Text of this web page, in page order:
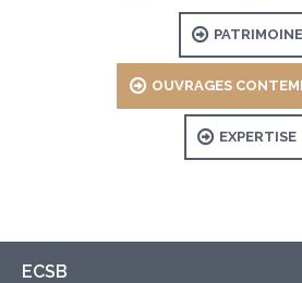
PATRIMOINE
OUVRAGES
EXPERTISE
ECSB